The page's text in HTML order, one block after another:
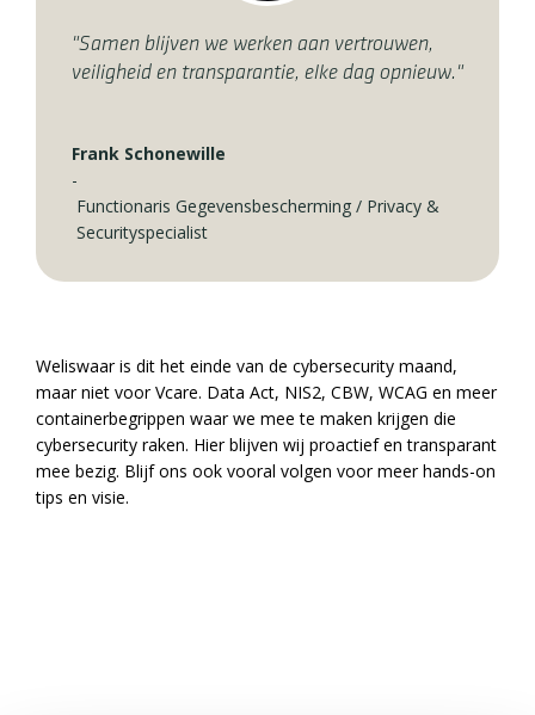
"Samen blijven we werken aan vertrouwen,
veiligheid en transparantie, elke dag opnieuw."
Frank Schonewille
-
Functionaris Gegevensbescherming / Privacy &
Securityspecialist
Weliswaar is dit het einde van de cybersecurity maand,
maar niet voor Vcare. Data Act, NIS2, CBW, WCAG en meer
containerbegrippen waar we mee te maken krijgen die
cybersecurity raken. Hier blijven wij proactief en transparant
mee bezig. Blijf ons ook vooral volgen voor meer hands-on
tips en visie.